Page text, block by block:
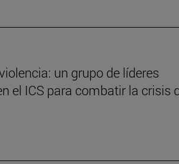
un grupo de líderes
el ICS para combatir la crisis